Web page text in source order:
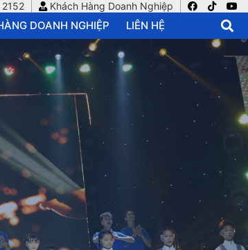
Khách Hàng Doanh Nghiệp
DOANH NGHIỆP LIÊN HỆ